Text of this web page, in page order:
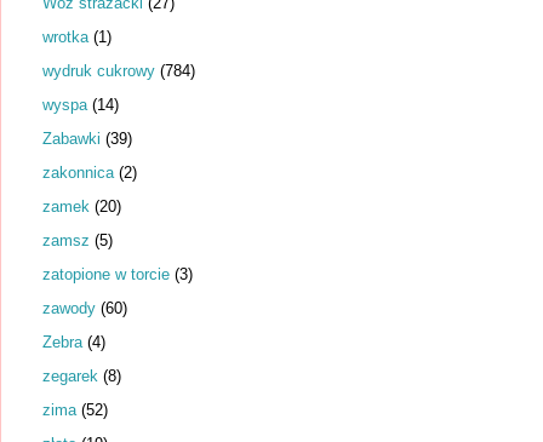
wrotka (1)
wydruk cukrowy (784)
wyspa (14)
Zabawki (39)
zakonnica (2)
zamek (20)
zamsz (5)
zatopione w torcie (3)
zawody (60)
Zebra (4)
zegarek (8)
zima (52)